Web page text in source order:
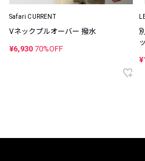
Safari CURRENT
Vネックプルオーバー 撥水
¥6,930 70%OFF